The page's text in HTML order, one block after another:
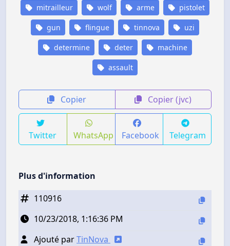
mitrailleur wolf arme pistolet
gun flingue tinnova uzi
determine deter machine
assault
Copier Copier (jvc)
Twitter WhatsApp Facebook Telegram
Plus d'information
110916
10/23/2018, 1:16:36 PM
Ajouté parTinNova